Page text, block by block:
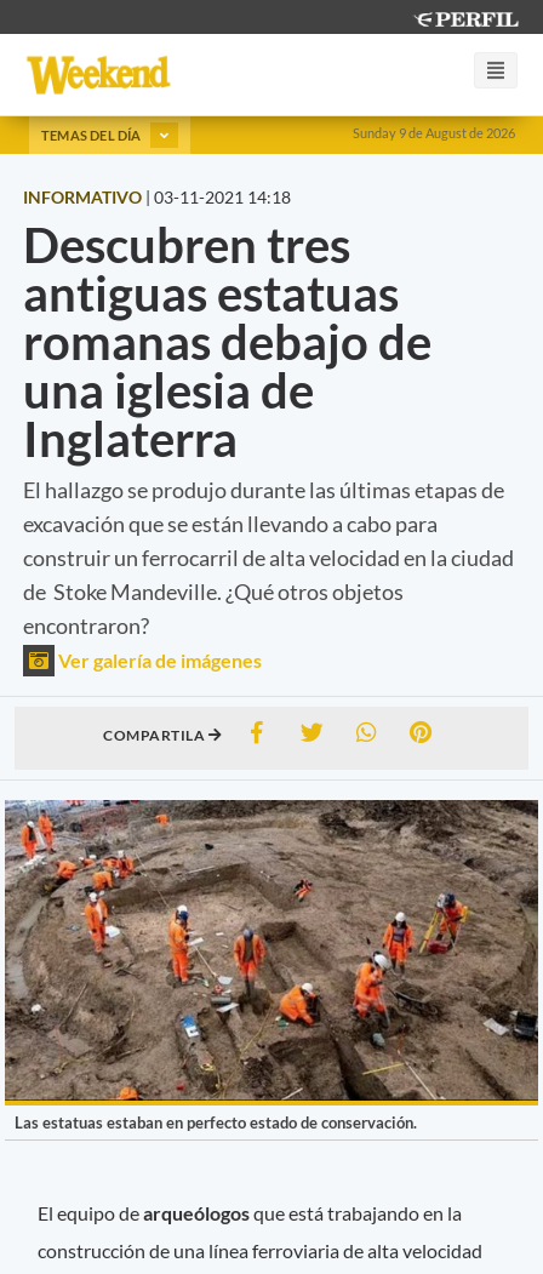
Sunday 9 de August de 2026
TEMAS DEL DÍA
INFORMATIVO | 03-11-2021 14:18
Descubren tres
antiguas estatuas
romanas debajo de
una iglesia de
Inglaterra
El hallazgo se produjo durante las últimas etapas de
excavación que se están llevando a cabo para
construir un ferrocarril de alta velocidad en la ciudad
de Stoke Mandeville. ¿Qué otros objetos
encontraron?
Ver galería de imágenes
COMPARTILA
Las estatuas estaban en perfecto estado de conservación.
El equipo dearqueólogosque está trabajando en la
construcción de una línea ferroviaria de alta velocidad